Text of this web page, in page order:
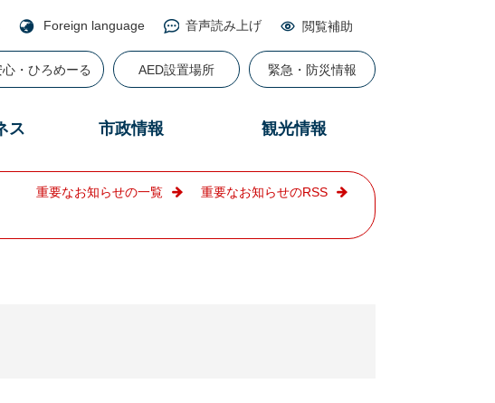
Foreign language 音声読み上げ 閲覧補助
心・ひろめーる AED設置場所 緊急・防災情報
ス 市政情報 観光情報
重要なお知らせの一覧 重要なお知らせのRSS